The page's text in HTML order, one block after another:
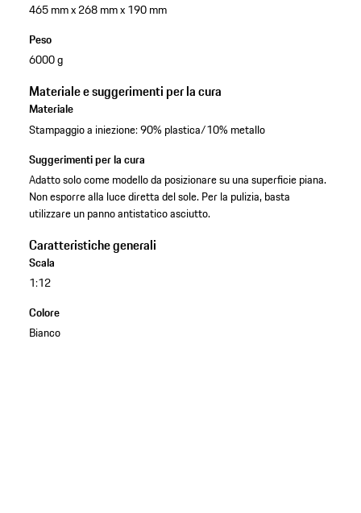
465 mm x 268 mm x 190 mm
Peso
6000 g
Materiale e suggerimenti per la cura
Materiale
Stampaggio a iniezione: 90% plastica/10% metallo
Suggerimenti per la cura
Adatto solo come modello da posizionare su una superficie piana.
Non esporre alla luce diretta del sole. Per la pulizia, basta
utilizzare un panno antistatico asciutto.
Caratteristiche generali
Scala
1:12
Colore
Bianco